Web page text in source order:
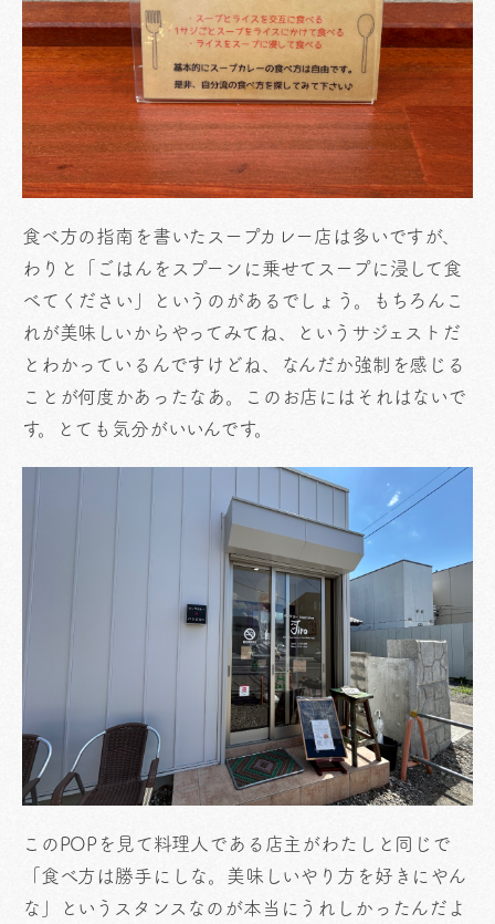
食べ方の指南を書いたスープカレー店は多いですが、
わりと「ごはんをスプーンに乗せてスープに浸して食
べてください」というのがあるでしょう。もちろんこ
れが美味しいからやってみてね、というサジェストだ
とわかっているんですけどね、なんだか強制を感じる
ことが何度かあったなあ。このお店にはそれはないで
す。とても気分がいいんです。
このPOPを見て料理人である店主がわたしと同じで
「食べ方は勝手にしな。美味しいやり方を好きにやん
な」というスタンスなのが本当にうれしかったんだよ